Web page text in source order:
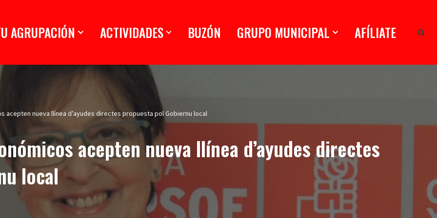
AGRUPACIÓN ACTIVIDADES BUZÓN GRUPO MUNICIPAL AFÍLIATE
acepten nueva llínea d’ayudes directes propuesta pol Gobiernu local
acepten nueva llínea d’ayudes directes
local